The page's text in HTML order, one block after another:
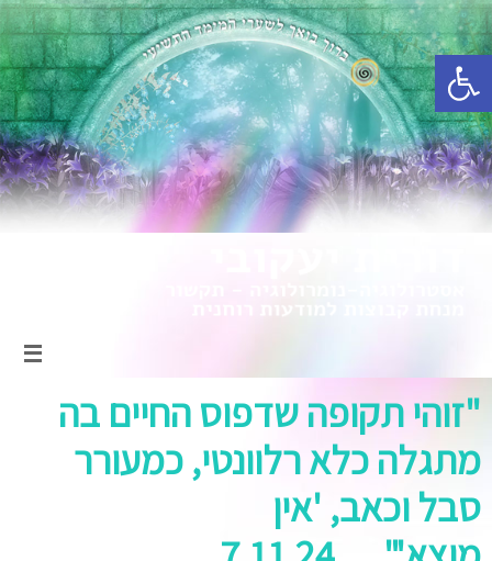
פתח סרגל נגישות
"זוהי תקופה שדפוס החיים בה
מתגלה כלא רלוונטי, כמעורר
סבל וכאב, 'אין